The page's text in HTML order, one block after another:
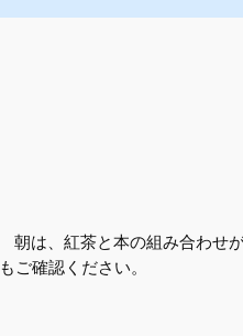
朝は、紅茶と本の組み合わせ
ご確認ください。